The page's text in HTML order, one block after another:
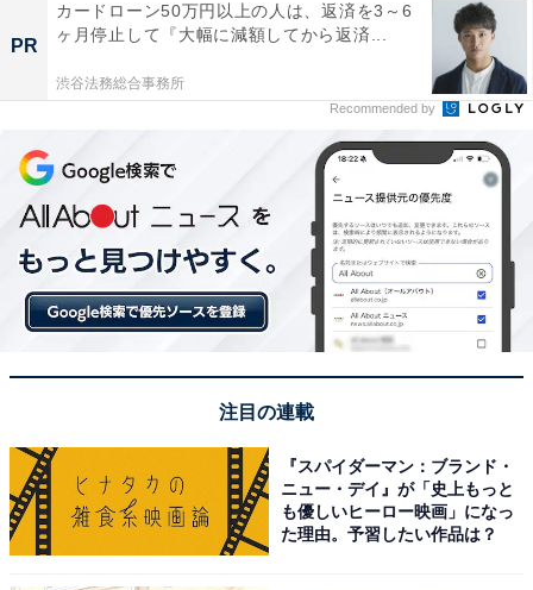
PR
カードローン50万円以上の人は、返済を3～6
ヶ月停止して『大幅に減額してから返済...
渋谷法務総合事務所
Recommended by
注目の連載
『スパイダーマン：ブランド・
ニュー・デイ』が「史上もっと
も優しいヒーロー映画」になっ
た理由。予習したい作品は？